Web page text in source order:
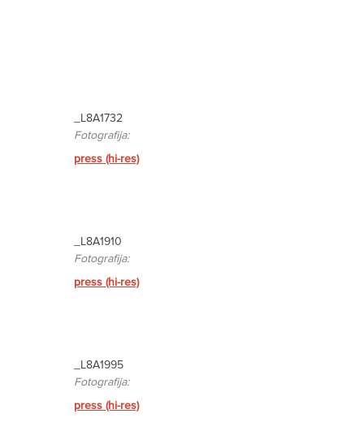
_L8A1732
Fotografija:
press (hi-res)
_L8A1910
Fotografija:
press (hi-res)
_L8A1995
Fotografija:
press (hi-res)